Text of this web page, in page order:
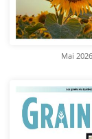
Mai 2026